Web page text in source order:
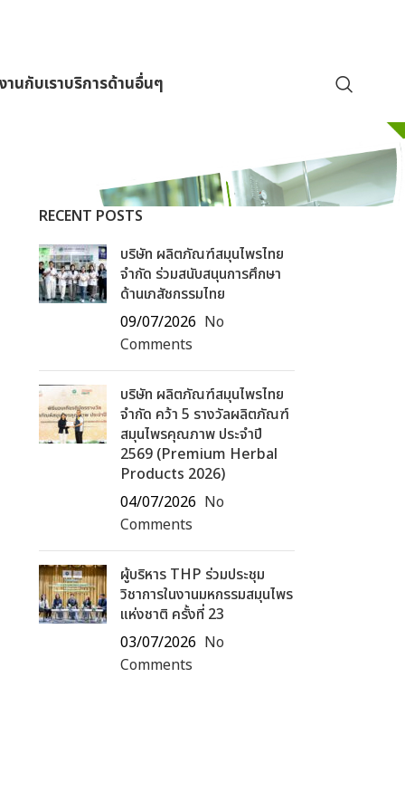
านกับเราบริการด้านอื่นๆ
RECENT POSTS
บริษัท ผลิตภัณฑ์สมุนไพรไทย
จำกัด ร่วมสนับสนุนการศึกษา
ด้านเภสัชกรรมไทย
09/07/2026 No
Comments
บริษัท ผลิตภัณฑ์สมุนไพรไทย
จำกัด คว้า 5 รางวัลผลิตภัณฑ์
สมุนไพรคุณภาพ ประจำปี
2569 (Premium Herbal
Products 2026)
04/07/2026 No
Comments
ผู้บริหาร THP ร่วมประชุม
วิชาการในงานมหกรรมสมุนไพร
แห่งชาติ ครั้งที่ 23
03/07/2026 No
Comments